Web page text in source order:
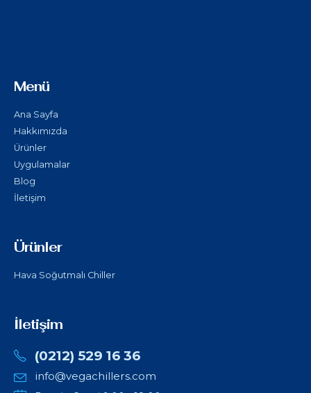
Menü
Ana Sayfa
Hakkımızda
Ürünler
Uygulamalar
Blog
İletişim
Ürünler
Hava Soğutmalı Chiller
İletişim
(0212) 529 16 36
info@vegachillers.com